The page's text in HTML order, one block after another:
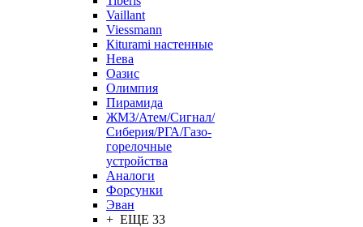
Vaillant
Viessmann
Кiturami настенные
Нева
Оазис
Олимпия
Пирамида
ЖМЗ/Атем/Сигнал/
Сиберия/РГА/Газо-
горелочные
устройства
Aналоги
Форсунки
Эван
+ ЕЩЕ 33